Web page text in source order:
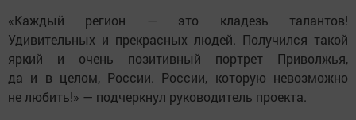
«Каждый регион — это кладезь талантов!
Удивительных и прекрасных людей. Получился такой
яркий и очень позитивный портрет Приволжья,
да и в целом, России. России, которую невозможно
не любить!» — подчеркнул руководитель проекта.